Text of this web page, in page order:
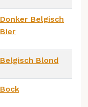
Donker Belgisch
Bier
Belgisch Blond
Bock